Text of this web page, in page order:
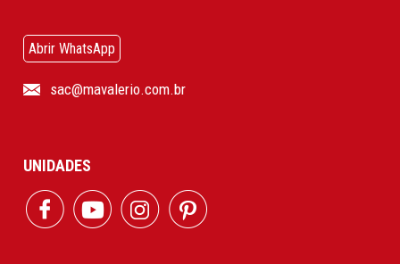
Abrir WhatsApp
sac@mavalerio.com.br
UNIDADES